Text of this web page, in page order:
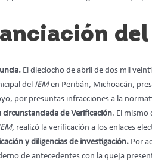
El dieciocho de abril de dos mil
del IEMen Peribán, Michoacán,
por presuntas infracciones a la
circunstanciada de Verificación. El mismo
, realizó la verificación a los enlaces
y diligencias de investigación. Por
de antecedentes con la queja